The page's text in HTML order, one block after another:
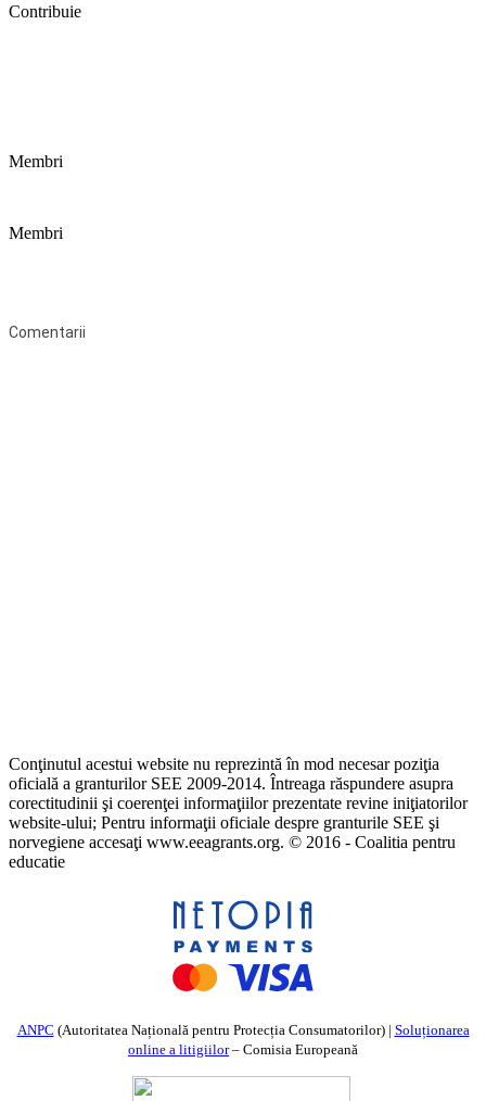
Contribuie
Membri
Membri
Comentarii
Conţinutul acestui website nu reprezintă în mod necesar poziţia
oficială a granturilor SEE 2009-2014. Întreaga răspundere asupra
corectitudinii şi coerenţei informaţiilor prezentate revine iniţiatorilor
website-ului; Pentru informaţii oficiale despre granturile SEE şi
norvegiene accesaţi www.eeagrants.org. © 2016 - Coalitia pentru
educatie
ANPC (Autoritatea Națională pentru Protecția Consumatorilor) | Soluționarea
online a litigiilor– Comisia Europeană